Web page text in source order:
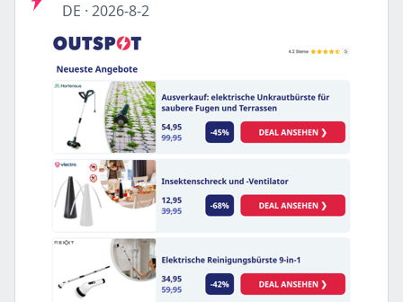
DE · 2026-8-2